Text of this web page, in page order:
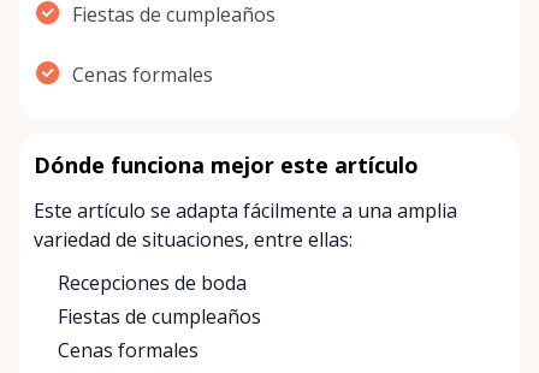
Fiestas de cumpleaños
Cenas formales
Dónde funciona mejor este artículo
Este artículo se adapta fácilmente a una amplia
variedad de situaciones, entre ellas:
Recepciones de boda
Fiestas de cumpleaños
Cenas formales